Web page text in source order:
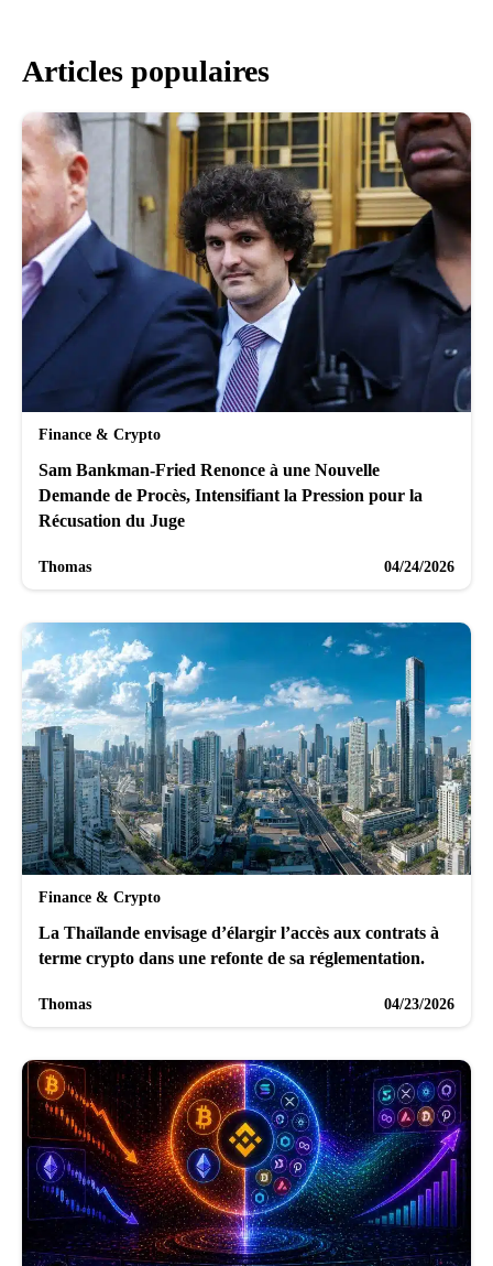
Articles populaires
Finance & Crypto
Sam Bankman-Fried Renonce à une Nouvelle
Demande de Procès, Intensifiant la Pression pour la
Récusation du Juge
Thomas 04/24/2026
Finance & Crypto
La Thaïlande envisage d’élargir l’accès aux contrats à
terme crypto dans une refonte de sa réglementation.
Thomas 04/23/2026